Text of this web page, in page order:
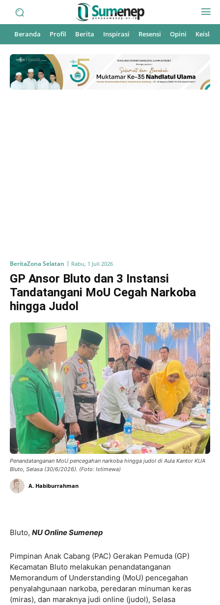
Beranda Profil Berita Inspirasi Resensi Opini
BeritaZona Selatan Rabu, 1 Juli 2026
GP Ansor Bluto dan 3 Instansi
Tandatangani MoU Cegah Narkoba
hingga Judol
Penandatanganan MoU pencegahan narkoba hingga judol di Aula Kantor KUA
Bluto, Selasa (30/6/2026). (Foto: Istimewa)
A. Habiburrahman
Bluto, NU Online Sumenep
Pimpinan Anak Cabang (PAC) Gerakan Pemuda (GP)
Kecamatan Bluto melakukan penandatanganan
Memorandum of Understanding (MoU) pencegahan
penyalahgunaan narkoba, peredaran minuman keras
(miras), dan maraknya judi online (judol), Selasa